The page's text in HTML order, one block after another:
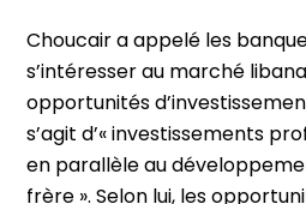
Choucair a appelé les
s’intéresser au marché
opportunités
s’agit d’« investissements
en parallèle au
frère ». Selon lui, les